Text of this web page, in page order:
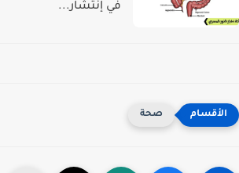
في إنتشار...
صحة